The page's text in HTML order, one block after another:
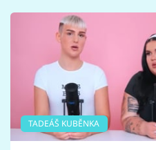
TADEÁŠ KUBĚNKA